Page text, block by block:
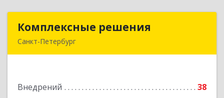
Комплексные решения
Санкт-Петербург
Внедрений
38
Комплексные решения
Подробнее